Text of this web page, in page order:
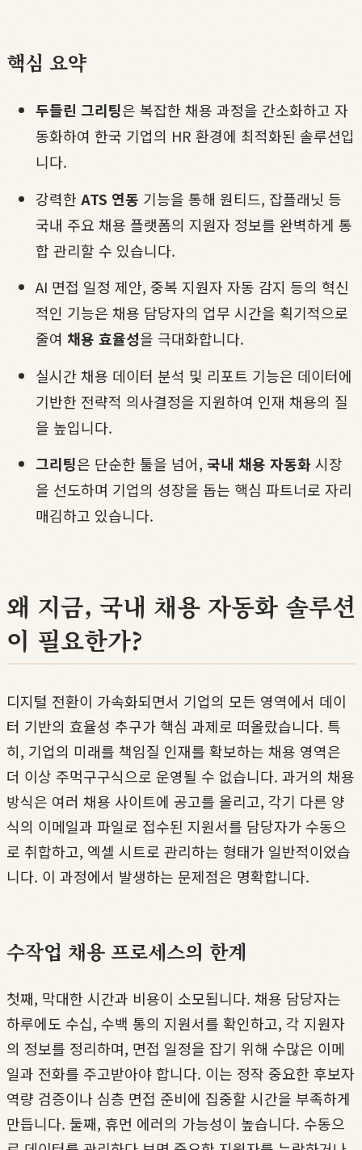
핵심 요약
두들린 그리팅은 복잡한 채용 과정을 간소화하고 자
동화하여 한국 기업의 HR 환경에 최적화된 솔루션입
니다.
강력한 ATS 연동 기능을 통해 원티드, 잡플래닛 등
국내 주요 채용 플랫폼의 지원자 정보를 완벽하게 통
합 관리할 수 있습니다.
AI 면접 일정 제안, 중복 지원자 자동 감지 등의 혁신
적인 기능은 채용 담당자의 업무 시간을 획기적으로
줄여 채용 효율성을 극대화합니다.
실시간 채용 데이터 분석 및 리포트 기능은 데이터에
기반한 전략적 의사결정을 지원하여 인재 채용의 질
을 높입니다.
그리팅은 단순한 툴을 넘어, 국내 채용 자동화시장
을 선도하며 기업의 성장을 돕는 핵심 파트너로 자리
매김하고 있습니다.
왜 지금, 국내 채용 자동화 솔루션
이 필요한가?
디지털 전환이 가속화되면서 기업의 모든 영역에서 데이
터 기반의 효율성 추구가 핵심 과제로 떠올랐습니다. 특
히, 기업의 미래를 책임질 인재를 확보하는 채용 영역은
더 이상 주먹구구식으로 운영될 수 없습니다. 과거의 채용
방식은 여러 채용 사이트에 공고를 올리고, 각기 다른 양
식의 이메일과 파일로 접수된 지원서를 담당자가 수동으
로 취합하고, 엑셀 시트로 관리하는 형태가 일반적이었습
니다. 이 과정에서 발생하는 문제점은 명확합니다.
수작업 채용 프로세스의 한계
첫째, 막대한 시간과 비용이 소모됩니다. 채용 담당자는
하루에도 수십, 수백 통의 지원서를 확인하고, 각 지원자
의 정보를 정리하며, 면접 일정을 잡기 위해 수많은 이메
일과 전화를 주고받아야 합니다. 이는 정작 중요한 후보자
역량 검증이나 심층 면접 준비에 집중할 시간을 부족하게
만듭니다. 둘째, 휴먼 에러의 가능성이 높습니다. 수동으